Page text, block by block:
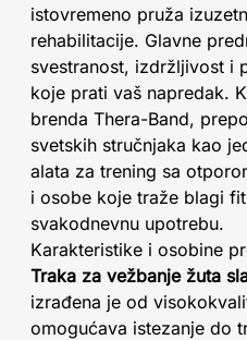
istovremeno pruža
rehabilitacije. Glavne
svestranost, izdržljivost i
koje prati vaš napredak.
brenda Thera-Band,
svetskih stručnjaka kao
alata za trening sa
i osobe koje traže blagi
svakodnevnu upotrebu.
Karakteristike i osobine
Traka za vežbanje žuta
izrađena je od
omogućava istezanje do